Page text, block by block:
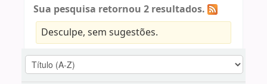
Sua pesquisa retornou 2 resultados.
Desculpe, sem sugestões.